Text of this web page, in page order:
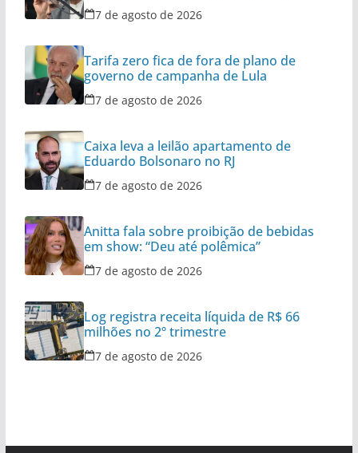
7 de agosto de 2026
Tarifa zero fica de fora de plano de
governo de campanha de Lula
7 de agosto de 2026
Caixa leva a leilão apartamento de
Eduardo Bolsonaro no RJ
7 de agosto de 2026
Anitta fala sobre proibição de bebidas
em show: “Deu até polêmica”
7 de agosto de 2026
Log registra receita líquida de R$ 66
milhões no 2º trimestre
7 de agosto de 2026